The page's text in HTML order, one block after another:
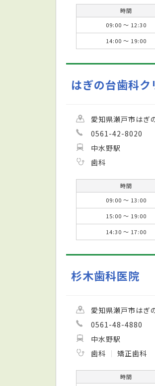
時間
09:00 ～ 12:30
14:00 ～ 19:00
はぎの台歯科ク
愛知県瀬戸市はぎ
0561-42-8020
中水野駅
歯科
時間
09:00 ～ 13:00
15:00 ～ 19:00
14:30 ～ 17:00
杉木歯科医院
愛知県瀬戸市はぎ
0561-48-4880
中水野駅
歯科
矯正歯科
時間